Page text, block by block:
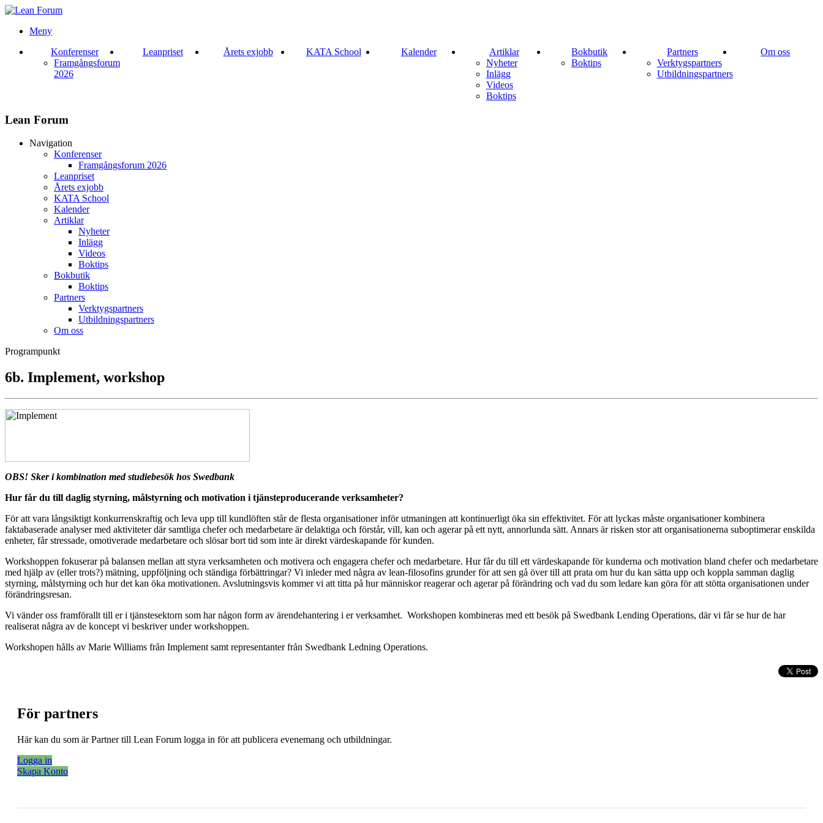
Meny
Konferenser
Framgångsforum
2026
Leanpriset Årets exjobb KATA School Kalender
Artiklar
Nyheter
Inlägg
Videos
Boktips
Bokbutik
Boktips
Partners
Verktygspartners
Utbildningspartners
Om oss
Lean Forum
Navigation
Konferenser
Framgångsforum 2026
Leanpriset
Årets exjobb
KATA School
Kalender
Artiklar
Nyheter
Inlägg
Videos
Boktips
Bokbutik
Boktips
Partners
Verktygspartners
Utbildningspartners
Om oss
Programpunkt
6b. Implement, workshop
OBS! Sker i kombination med studiebesök hos Swedbank
Hur får du till daglig styrning, målstyrning och motivation i tjänsteproducerande verksamheter?
För att vara långsiktigt konkurrenskraftig och leva upp till kundlöften står de flesta organisationer inför utmaningen att kontinuerligt öka sin effektivitet. För att lyckas måste organisationer kombinera
faktabaserade analyser med aktiviteter där samtliga chefer och medarbetare är delaktiga och förstår, vill, kan och agerar på ett nytt, annorlunda sätt. Annars är risken stor att organisationerna suboptimerar enskilda
enheter, får stressade, omotiverade medarbetare och slösar bort tid som inte är direkt värdeskapande för kunden.
Workshoppen fokuserar på balansen mellan att styra verksamheten och motivera och engagera chefer och medarbetare. Hur får du till ett värdeskapande för kunderna och motivation bland chefer och medarbetare
med hjälp av (eller trots?) mätning, uppföljning och ständiga förbättringar? Vi inleder med några av lean-filosofins grunder för att sen gå över till att prata om hur du kan sätta upp och koppla samman daglig
styrning, målstyrning och hur det kan öka motivationen. Avslutningsvis kommer vi att titta på hur människor reagerar och agerar på förändring och vad du som ledare kan göra för att stötta organisationen under
förändringsresan.
Vi vänder oss framförallt till er i tjänstesektorn som har någon form av ärendehantering i er verksamhet. Workshopen kombineras med ett besök på Swedbank Lending Operations, där vi får se hur de har
realiserat några av de koncept vi beskriver under workshoppen.
Workshopen hålls av Marie Williams från Implement samt representanter från Swedbank Ledning Operations.
För partners
Här kan du som är Partner till Lean Forum logga in för att publicera evenemang och utbildningar.
Logga in
Skapa Konto